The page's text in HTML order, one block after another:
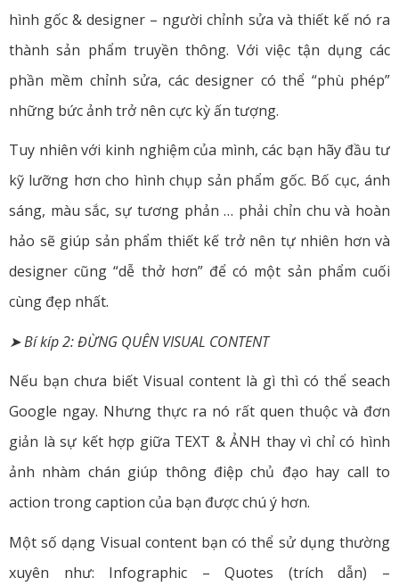
hình gốc & designer – người chỉnh sửa và thiết kế nó ra
thành sản phẩm truyền thông. Với việc tận dụng các
phần mềm chỉnh sửa, các designer có thể “phù phép”
những bức ảnh trở nên cực kỳ ấn tượng.
Tuy nhiên với kinh nghiệm của mình, các bạn hãy đầu tư
kỹ lưỡng hơn cho hình chụp sản phẩm gốc. Bố cục, ánh
sáng, màu sắc, sự tương phản … phải chỉn chu và hoàn
hảo sẽ giúp sản phẩm thiết kế trở nên tự nhiên hơn và
designer cũng “dễ thở hơn” để có một sản phẩm cuối
cùng đẹp nhất.
➤ Bí kíp 2: ĐỪNG QUÊN VISUAL CONTENT
Nếu bạn chưa biết Visual content là gì thì có thể seach
Google ngay. Nhưng thực ra nó rất quen thuộc và đơn
giản là sự kết hợp giữa TEXT & ẢNH thay vì chỉ có hình
ảnh nhàm chán giúp thông điệp chủ đạo hay call to
action trong caption của bạn được chú ý hơn.
Một số dạng Visual content bạn có thể sử dụng thường
xuyên như: Infographic – Quotes (trích dẫn) –